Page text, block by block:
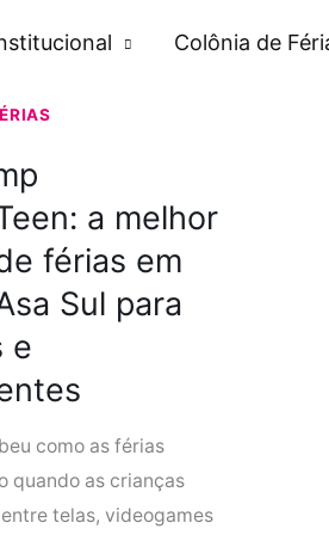
Colônia de
a melhor
férias em
Sul para
e
como as férias
quando as crianças
telas, videogames